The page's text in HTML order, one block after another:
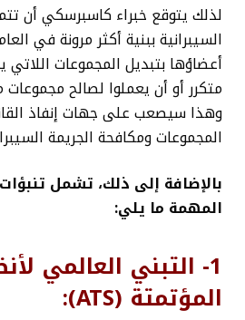
لذلك يتوقع خبراء كاسبرسكي أن
السيبرانية ببنية أكثر مرونة في
أعضاؤها بتبديل المجموعات
متكرر أو أن يعملوا لصالح
وهذا سيصعب على جهات إنفاذ
المجموعات ومكافحة الجريمة
بالإضافة إلى ذلك، تشمل
المهمة ما يلي:
1- التبني العالمي
المؤتمتة (ATS):